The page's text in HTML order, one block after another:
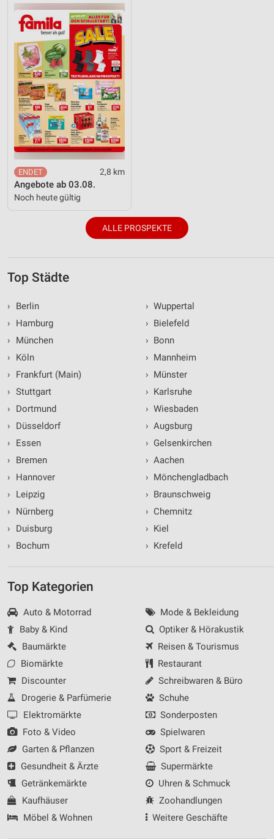
2,8 km
Angebote ab 03.08.
Noch heute gültig
ALLE PROSPEKTE
Top Städte
›
Berlin
›
Hamburg
›
München
›
Köln
›
Frankfurt (Main)
› Stuttgart
›
Dortmund
›
Düsseldorf
›
Essen
›
Bremen
›
Hannover
›
Leipzig
›
Nürnberg
›
Duisburg
›
Bochum
› Wuppertal
› Bielefeld
› Bonn
› Mannheim
› Münster
› Karlsruhe
› Wiesbaden
› Augsburg
› Gelsenkirchen
› Aachen
› Mönchengladbach
› Braunschweig
› Chemnitz
› Kiel
› Krefeld
Top Kategorien
Auto & Motorrad
Baby & Kind
Baumärkte
Biomärkte
Discounter
Drogerie & Parfümerie
Elektromärkte
Foto & Video
Garten & Pflanzen
Gesundheit & Ärzte
Getränkemärkte
Kaufhäuser
Möbel & Wohnen
Mode & Bekleidung
Optiker & Hörakustik
Reisen & Tourismus
Restaurant
Schreibwaren & Büro
Schuhe
Sonderposten
Spielwaren
Sport & Freizeit
Supermärkte
Uhren & Schmuck
Zoohandlungen
Weitere Geschäfte